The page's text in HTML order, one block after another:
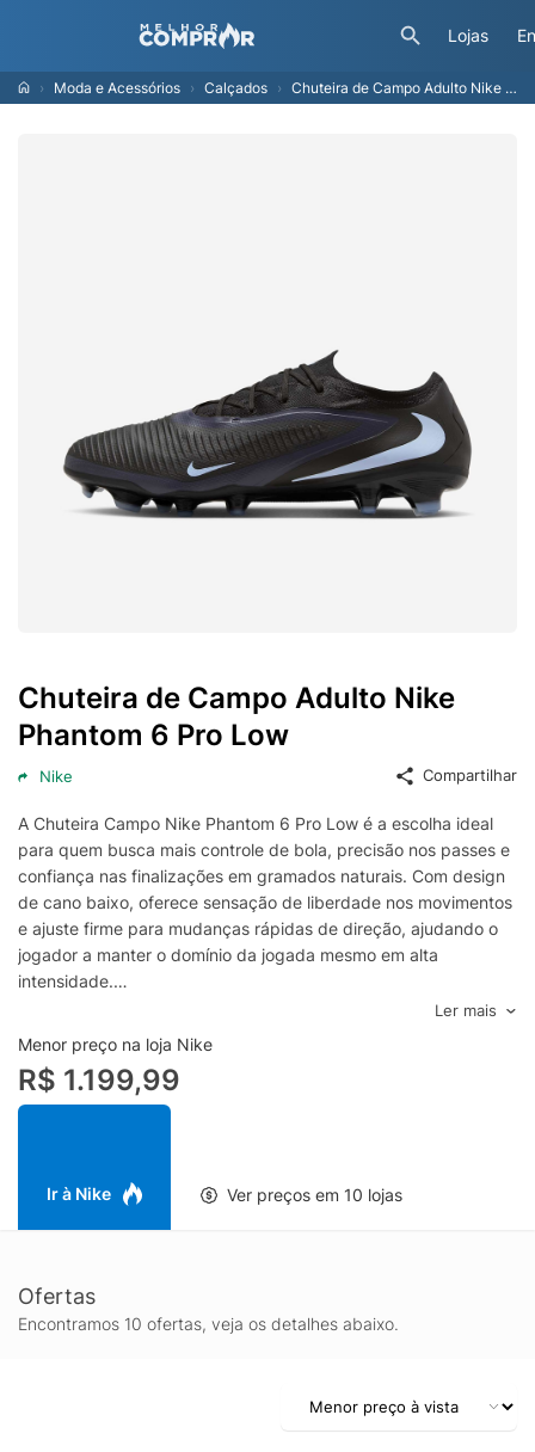
Lojas
Moda e Acessórios Calçados Chuteira de Campo Adulto Nike Phantom 6 Pro Low
Chuteira de Campo Adulto Nike
Phantom 6 Pro Low
Nike Compartilhar
A Chuteira Campo Nike Phantom 6 Pro Low é a escolha ideal
para quem busca mais controle de bola, precisão nos passes e
confiança nas finalizações em gramados naturais. Com design
de cano baixo, oferece sensação de liberdade nos movimentos
e ajuste firme para mudanças rápidas de direção, ajudando o
jogador a manter o domínio da jogada mesmo em alta
intensidade.
Desenvolvida para performance no campo, essa chuteira Nike
combina um cabedal com toque aprimorado para melhor
contato com a bola e uma estrutura que favorece estabilidade
durante arrancadas, corta-luzes e dribles curtos. A sola com
travas é pensada para tração consistente, contribuindo para
agilidade, controle e resposta rápida em partidas e treinos.
Ler mais
Menor preço na loja Nike
R$ 1.199,99
Ir à Nike Ver preços em 10 lojas
Ofertas
Encontramos 10 ofertas, veja os detalhes abaixo.